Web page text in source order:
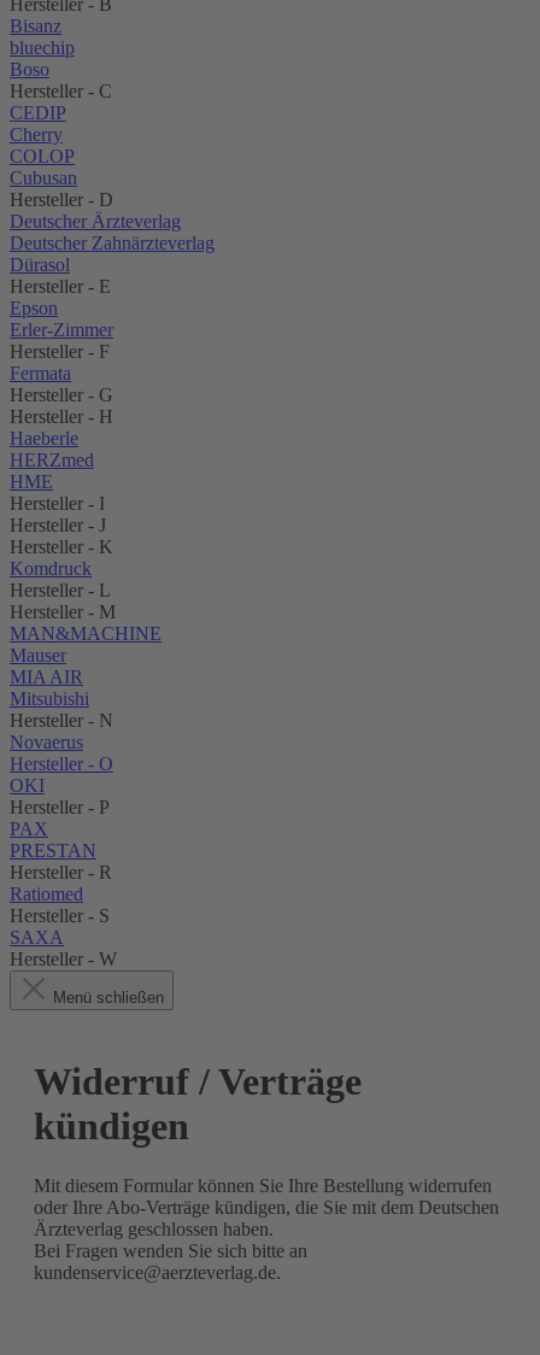
Hersteller - B
Bisanz
bluechip
Boso
Hersteller - C
CEDIP
Cherry
COLOP
Cubusan
Hersteller - D
Deutscher Ärzteverlag
Deutscher Zahnärzteverlag
Dürasol
Hersteller - E
Epson
Erler-Zimmer
Hersteller - F
Fermata
Hersteller - G
Hersteller - H
Haeberle
HERZmed
HME
Hersteller - I
Hersteller - J
Hersteller - K
Komdruck
Hersteller - L
Hersteller - M
MAN&MACHINE
Mauser
MIA AIR
Mitsubishi
Hersteller - N
Novaerus
Hersteller - O
OKI
Hersteller - P
PAX
PRESTAN
Hersteller - R
Ratiomed
Hersteller - S
SAXA
Hersteller - W
Menü schließen
Widerruf / Verträge
kündigen
Mit diesem Formular können Sie Ihre Bestellung widerrufen
oder Ihre Abo-Verträge kündigen, die Sie mit dem Deutschen
Ärzteverlag geschlossen haben.
Bei Fragen wenden Sie sich bitte an
kundenservice@aerzteverlag.de.